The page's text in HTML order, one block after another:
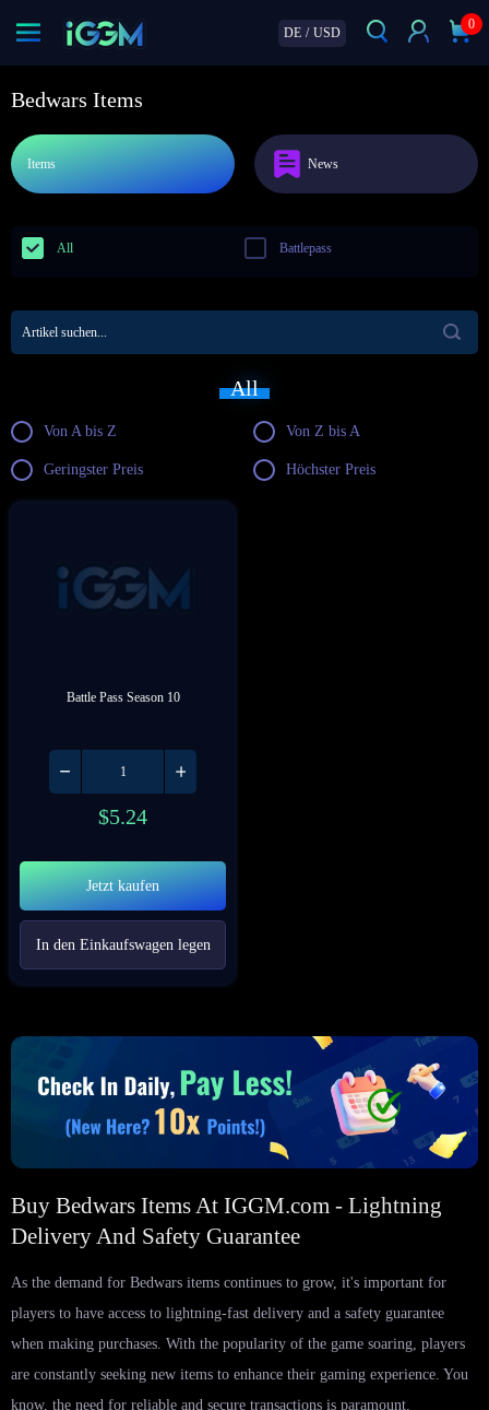
DE / USD
0
Bedwars Items
Items News
All Battlepass
All
Von A bis Z Von Z bis A
Geringster Preis Höchster Preis
Battle Pass Season 10
$5.24
Jetzt kaufen
In den Einkaufswagen legen
Buy Bedwars Items At IGGM.com - Lightning
Delivery And Safety Guarantee
As the demand for Bedwars items continues to grow, it's important for
players to have access to lightning-fast delivery and a safety guarantee
when making purchases. With the popularity of the game soaring, players
are constantly seeking new items to enhance their gaming experience. You
know, the need for reliable and secure transactions is paramount.